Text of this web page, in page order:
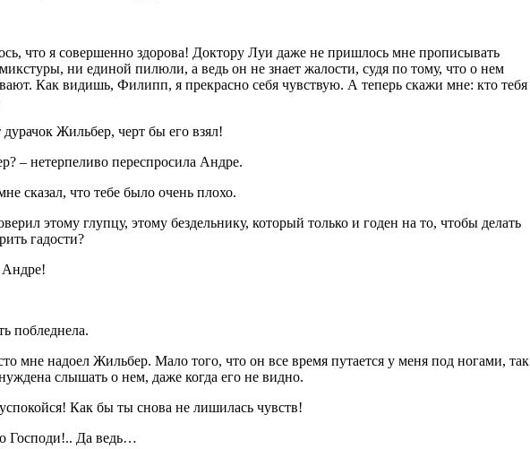
что я совершенно здорова! Доктору Луи даже не пришлось мне прописывать
ни единой пилюли, а ведь он не знает жалости, судя по тому, что о нем
Как видишь, Филипп, я прекрасно себя чувствую. А теперь скажи мне: кто тебя
дурачок Жильбер, черт бы его взял!
– нетерпеливо переспросила Андре.
сказал, что тебе было очень плохо.
этому глупцу, этому бездельнику, который только и годен на то, чтобы делать
гадости?
побледнела.
мне надоел Жильбер. Мало того, что он все время путается у меня под ногами, так
слышать о нем, даже когда его не видно.
Как бы ты снова не лишилась чувств!
Господи!.. Да ведь…